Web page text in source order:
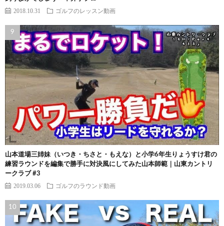
2018.10.31 ゴルフのレッスン動画
山本道場三姉妹（いつき・ちさと・もえな）と小学6年生りょうすけ君の
練習ラウンドを編集で勝手に対決風にしてみた山本師範｜山東カントリ
ークラブ #3
2019.03.06 ゴルフのラウンド動画